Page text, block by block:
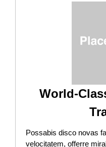
World-
Possabis disco novas
velocitatem, offerre